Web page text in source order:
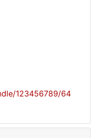
123456789/64